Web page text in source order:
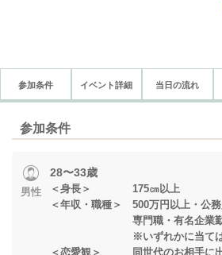
参加条件 イベント詳細 当日の流れ
参加条件
男性
28〜33歳
＜身長＞ 175㎝以上
＜年収・職種＞ 500万円以上・公
専門職・有名企業勤
※いずれかに当ては
＜恋愛観＞ 同世代のお相手に